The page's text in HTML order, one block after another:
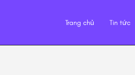
Trang chủ Tin tức